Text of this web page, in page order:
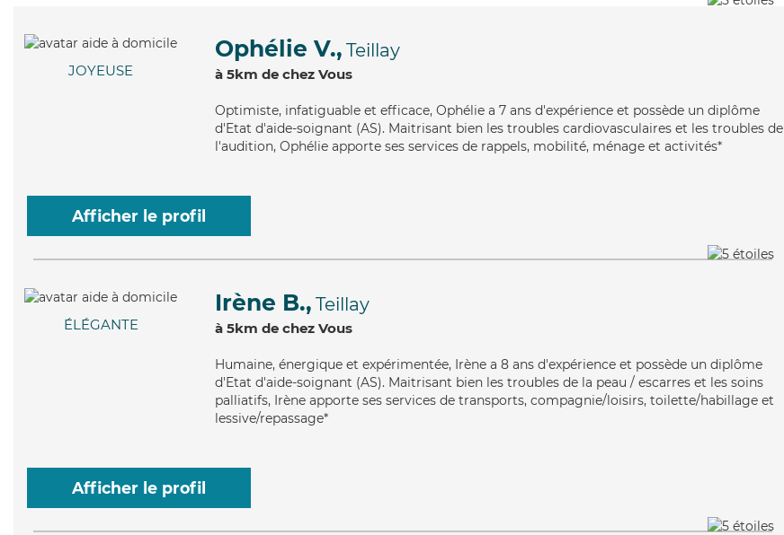
JOYEUSE
Ophélie V., Teillay
à 5km de chez Vous
Optimiste, infatiguable et efficace, Ophélie a 7 ans d'expérience et possède un diplôme
d'Etat d'aide-soignant (AS). Maitrisant bien les troubles cardiovasculaires et les troubles de
l'audition, Ophélie apporte ses services de rappels, mobilité, ménage et activités*
Afficher le profil
ÉLÉGANTE
Irène B., Teillay
à 5km de chez Vous
Humaine, énergique et expérimentée, Irène a 8 ans d'expérience et possède un diplôme
d'Etat d'aide-soignant (AS). Maitrisant bien les troubles de la peau / escarres et les soins
palliatifs, Irène apporte ses services de transports, compagnie/loisirs, toilette/habillage et
lessive/repassage*
Afficher le profil